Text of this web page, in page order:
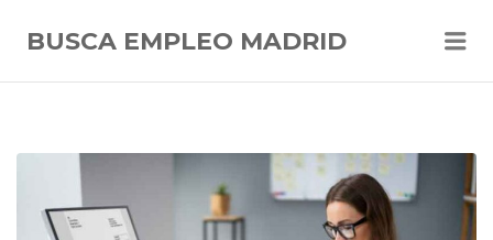
BUSCA EMPLEO MADRID